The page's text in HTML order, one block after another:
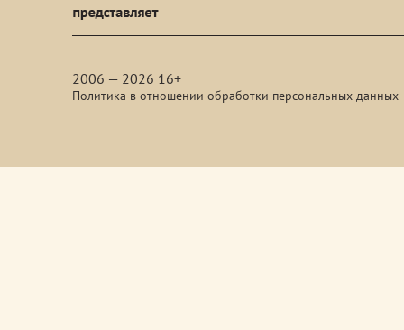
2006 — 2026 16+
Политика в отношении обработки персональных данных